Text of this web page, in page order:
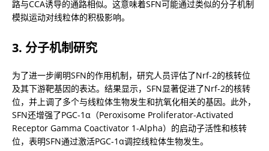
路与CCA诱导的通路相似。这意味着SFN可能通过类似的分子机制
模拟运动对线粒体的积极影响。
3. 分子机制研究
为了进一步阐明SFN的作用机制，研究人员评估了Nrf-2的核转位
及其下游靶基因的表达。结果显示，SFN显著促进了Nrf-2的核转
位，并上调了多个与线粒体生物发生和抗氧化相关的基因。此外，
SFN还增强了PGC-1α（Peroxisome Proliferator-Activated
Receptor Gamma Coactivator 1-Alpha）的启动子活性和核转
位，表明SFN通过激活PGC-1α调控线粒体生物发生。